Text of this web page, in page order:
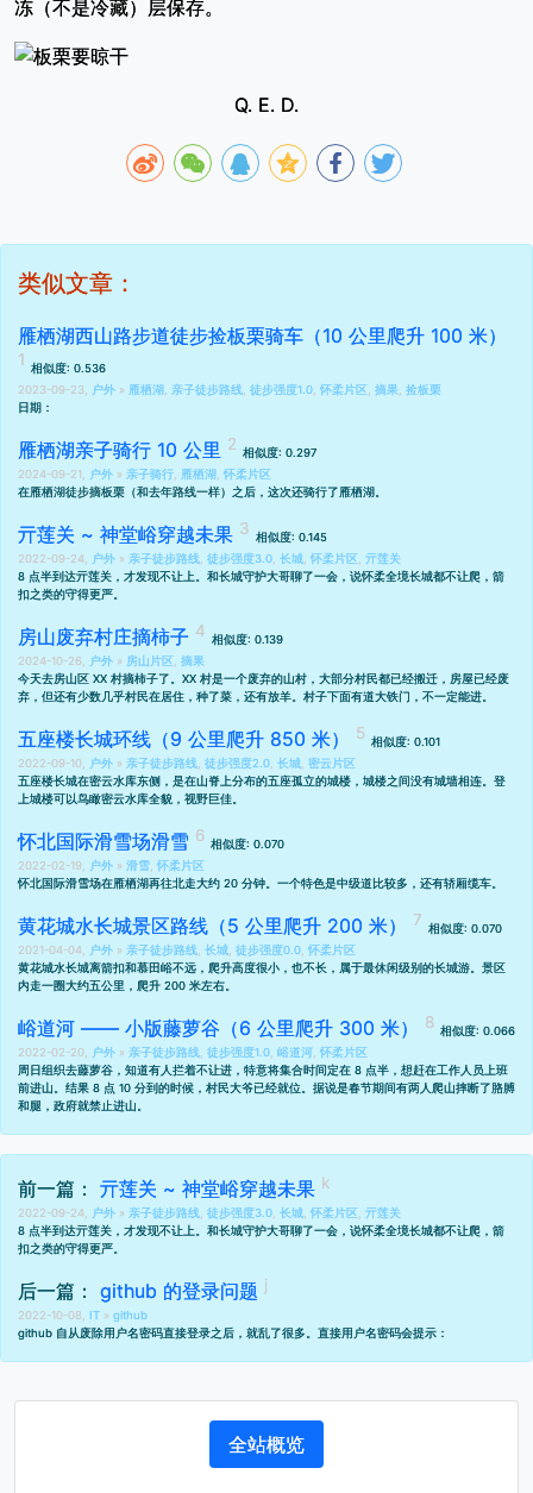
冻（不是冷藏）层保存。
Q. E. D.
类似文章：
雁栖湖西山路步道徒步捡板栗骑车（10 公里爬升 100 米）
相似度: 0.536
2023-09-23, 户外 » 雁栖湖 , 亲子徒步路线, 徒步强度1.0, 怀柔片区, 摘果, 捡板栗
日期：
雁栖湖亲子骑行 10 公里
相似度: 0.297
2024-09-21, 户外 » 亲子骑行, 雁栖湖 , 怀柔片区
在雁栖湖徒步摘板栗（和去年路线一样） 之后，这次还骑行了雁栖湖。
亓莲关 ~ 神堂峪穿越未果
相似度: 0.145
2022-09-24, 户外 » 亲子徒步路线, 徒步强度3.0, 长城, 怀柔片区, 亓莲关
8 点半到达亓莲关，才发现不让上。和长城守护大哥聊了一会，说怀柔全境长城都不让爬，箭
扣之类的守得更严。
房山废弃村庄摘柿子
相似度: 0.139
2024-10-26, 户外 » 房山片区, 摘果
今天去房山区 XX 村摘柿子了。XX 村是一个废弃的山村，大部分村民都已经搬迁，房屋已经废
弃，但还有少数几乎村民在居住，种了菜，还有放羊。村子下面有道大铁门，不一定能进。
五座楼长城环线（9 公里爬升 850 米）
相似度: 0.101
2022-09-10, 户外 » 亲子徒步路线, 徒步强度2.0, 长城, 密云片区
五座楼长城在密云水库东侧，是在山脊上分布的五座孤立的城楼，城楼之间没有城墙相连。登
上城楼可以鸟瞰密云水库全貌，视野巨佳。
怀北国际滑雪场滑雪
相似度: 0.070
2022-02-19, 户外 » 滑雪, 怀柔片区
怀北国际滑雪场在雁栖湖再往北走大约 20 分钟。一个特色是中级道比较多，还有轿厢缆车。
黄花城水长城景区路线（5 公里爬升 200 米）
相似度: 0.070
2021-04-04, 户外 » 亲子徒步路线, 长城, 徒步强度0.0, 怀柔片区
黄花城水长城离箭扣和慕田峪不远，爬升高度很小，也不长，属于最休闲级别的长城游。景区
内走一圈大约五公里，爬升 200 米左右。
峪道河 —— 小版藤萝谷（6 公里爬升 300 米）
相似度: 0.066
2022-02-20, 户外 » 亲子徒步路线, 徒步强度1.0, 峪道河, 怀柔片区
周日组织去藤萝谷，知道有人拦着不让进，特意将集合时间定在 8 点半，想赶在工作人员上班
前进山。结果 8 点 10 分到的时候，村民大爷已经就位。据说是春节期间有两人爬山摔断了胳膊
和腿，政府就禁止进山。
前一篇： 亓莲关 ~ 神堂峪穿越未果
2022-09-24, 户外 » 亲子徒步路线, 徒步强度3.0, 长城, 怀柔片区, 亓莲关
8 点半到达亓莲关，才发现不让上。和长城守护大哥聊了一会，说怀柔全境长城都不让爬，箭
扣之类的守得更严。
后一篇： github 的登录问题
2022-10-08, IT » github
github 自从废除用户名密码直接登录之后，就乱了很多。直接用户名密码会提示：
全站概览